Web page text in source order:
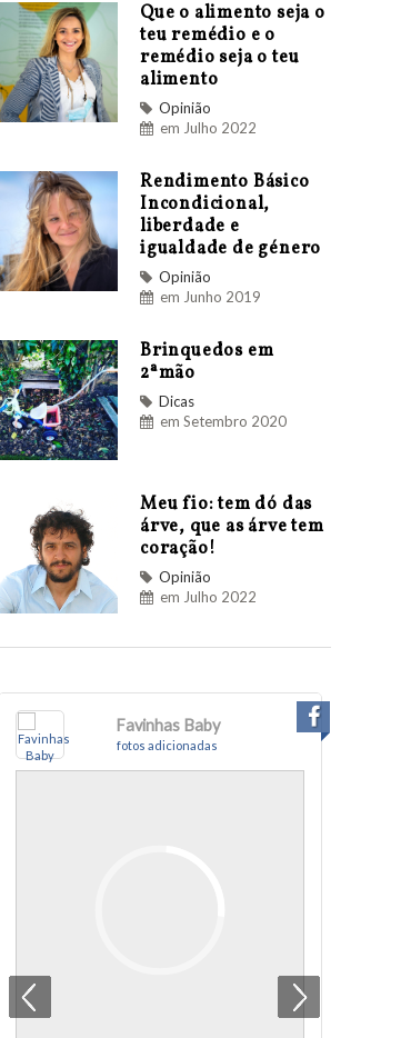
Que o alimento seja o
teu remédio e o
remédio seja o teu
alimento
Opinião
em Julho 2022
Rendimento Básico
Incondicional,
liberdade e
igualdade de género
Opinião
em Junho 2019
Brinquedos em
2ªmão
Dicas
em Setembro 2020
Meu fio: tem dó das
árve, que as árve tem
coração!
Opinião
em Julho 2022
Favinhas Baby
fotos adicionadas